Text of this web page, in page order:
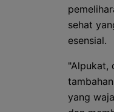
sehat
esensial.
"Alpukat,
yang